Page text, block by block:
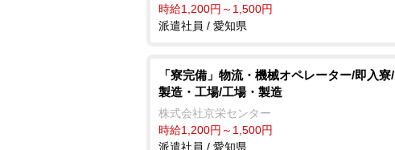
時給1,200円～1,500円
派遣社員 / 愛知県
「寮完備」物流・機械オペレーター/即入寮/
製造・工場/工場・製造
株式会社京栄センター
時給1,200円～1,500円
派遣社員 / 愛知県